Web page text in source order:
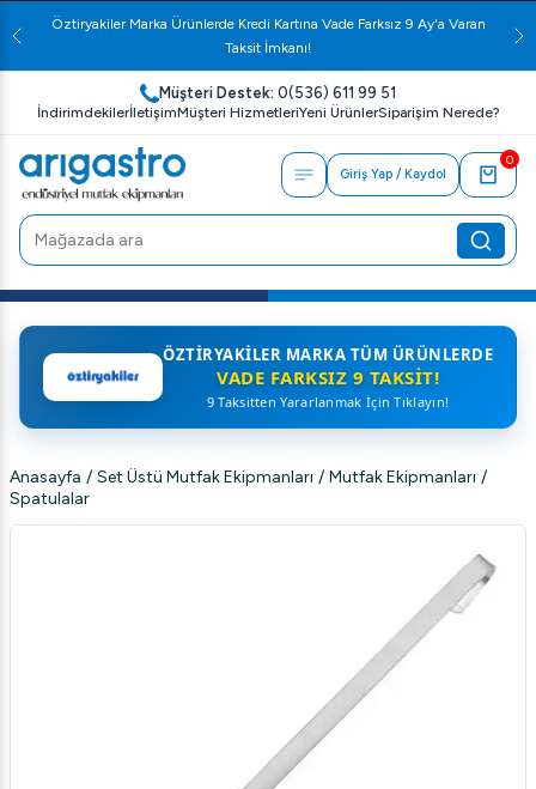
Öztiryakiler Marka Ürünlerde Kredi Kartına Vade Farksız 9 Ay'a Varan
Taksit İmkanı!
Müşteri Destek: 0(536) 611 99 51
İndirimdekilerİletişimMüşteri HizmetleriYeni ÜrünlerSiparişim Nerede?
Giriş Yap / Kaydol
0
ÖZTIRYAKILER MARKA TÜM ÜRÜNLERDE
VADE FARKSIZ 9 TAKSIT!
9 Taksitten Yararlanmak İçin Tıklayın!
Anasayfa / Set Üstü Mutfak Ekipmanları / Mutfak Ekipmanları /
Spatulalar